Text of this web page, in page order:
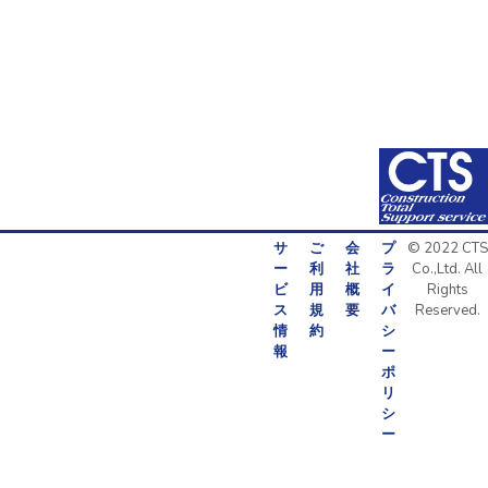
サ
ー
ビ
ス
情
報
ご
利
用
規
約
会
社
概
要
プ
ラ
イ
バ
シ
ー
ポ
リ
シ
ー
© 2022 CTS
Co.,Ltd. All
Rights
Reserved.